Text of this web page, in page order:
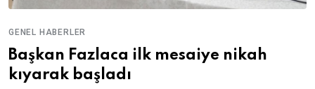
GENEL HABERLER
Başkan Fazlaca ilk mesaiye nikah
kıyarak başladı